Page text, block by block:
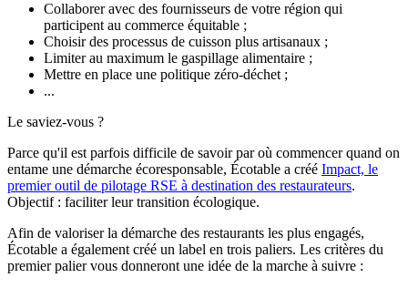
Collaborer avec des fournisseurs de votre région qui
participent au commerce équitable ;
Choisir des processus de cuisson plus artisanaux ;
Limiter au maximum le gaspillage alimentaire ;
Mettre en place une politique zéro-déchet ;
...
Le saviez-vous ?
Parce qu'il est parfois difficile de savoir par où commencer quand on
entame une démarche écoresponsable, Écotable a créé Impact, le
premier outil de pilotage RSE à destination des restaurateurs.
Objectif : faciliter leur transition écologique.
Afin de valoriser la démarche des restaurants les plus engagés,
Écotable a également créé un label en trois paliers. Les critères du
premier palier vous donneront une idée de la marche à suivre :